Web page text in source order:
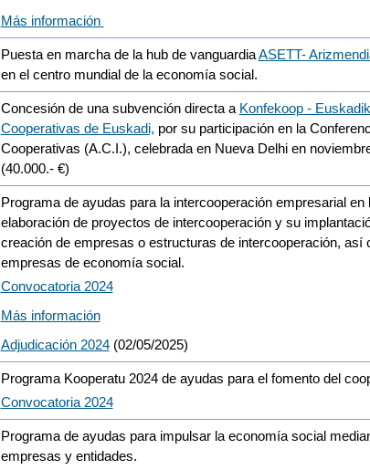
Más información
Puesta en marcha de la hub de vanguardiaASETT-
en el centro mundial de la economía social.
Concesión de una subvención directa a Konfekoop -
Cooperativas de Euskadi, por su participación en la
Cooperativas (A.C.I.), celebrada en Nueva Delhi en
(40.000.- €)
Programa de ayudas para la intercooperación empresarial
elaboración de proyectos de intercooperación y su
creación de empresas o estructuras de intercooperación,
empresas de economía social.
Convocatoria 2024
Más información
Adjudicación 2024(02/05/2025)
Programa Kooperatu 2024 de ayudas para el fomento del
Convocatoria 2024
Programa de ayudas para impulsar la economía social
empresas y entidades.